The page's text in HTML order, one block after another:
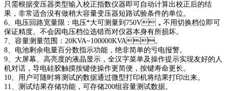
只需根据变压器类型输入校正指数仪器即可自动计算出校正后的结
果，非常适合没有做稍大容量变压器短路试验条件的单位。
6、电压回路宽量限：电压*大可测量到750V，不用切换档位即可
保证精度。不会因电压档位选错而对仪器本身有所损坏。
7、容量测量范围：20KVA~100000KVA。
8、电池剩余电量百分数指示功能，绝非简单的亏电报警。
9、大屏幕、高亮度的液晶显示，全汉字菜单及操作提示实现友好的人
机对话，导电硅胶触摸按键使操作更简便，按键寿命更长。
10、用户可随时将测试的数据通过微型打印机将结果打印出来。
11、测试结果存储功能，可存储200组容量测试数据。